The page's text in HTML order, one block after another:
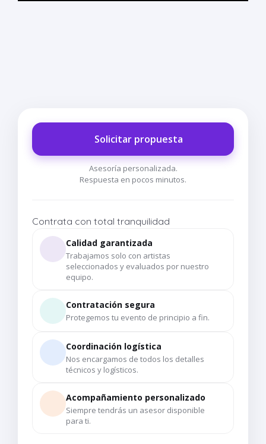
Solicitar propuesta
Asesoría personalizada.
Respuesta en pocos minutos.
Contrata con total tranquilidad
Calidad garantizada
Trabajamos solo con artistas
seleccionados y evaluados por nuestro
equipo.
Contratación segura
Protegemos tu evento de principio a fin.
Coordinación logística
Nos encargamos de todos los detalles
técnicos y logísticos.
Acompañamiento personalizado
Siempre tendrás un asesor disponible
para ti.